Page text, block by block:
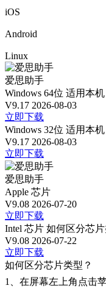
iOS
Android
Linux
爱思助手
Windows 64位 适用本机
V9.17 2026-08-03
立即下载
Windows 32位 适用本机
V9.17 2026-08-03
立即下载
爱思助手
Apple 芯片
V9.08 2026-07-20
立即下载
Intel 芯片 如何区分芯片
V9.08 2026-07-22
立即下载
如何区分芯片类型？
1、 在屏幕左上角点击